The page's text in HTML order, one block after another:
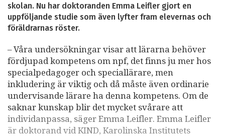
skolan. Nu har doktoranden Emma Leifler gjort en
uppföljande studie som även lyfter fram elevernas och
föräldrarnas röster.
– Våra undersökningar visar att lärarna behöver
fördjupad kompetens om npf, det finns ju mer hos
specialpedagoger och speciallärare, men
inkludering är viktig och då måste även ordinarie
undervisande lärare ha denna kompetens. Om de
saknar kunskap blir det mycket svårare att
individanpassa, säger Emma Leifler. Emma Leifler
är doktorand vid KIND, Karolinska Institutets